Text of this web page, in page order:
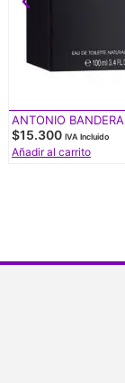
ANTONIO
$15.300 IVA Incluido
Añadir al carrito